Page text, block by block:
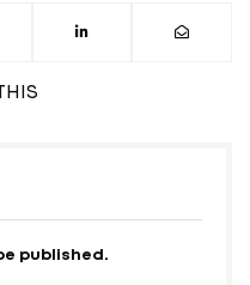
published.